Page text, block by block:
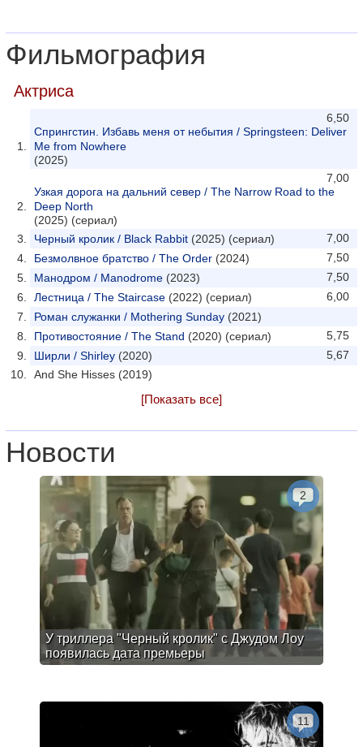
Фильмография
Актриса
6,50
Спрингстин. Избавь меня от небытия / Springsteen: Deliver
Me from Nowhere
(2025)
7,00
Узкая дорога на дальний север / The Narrow Road to the
Deep North
(2025) (сериал)
7,00
Черный кролик / Black Rabbit (2025) (сериал)
7,50
Безмолвное братство / The Order (2024)
7,50
Манодром / Manodrome (2023)
6,00
Лестница / The Staircase (2022) (сериал)
Роман служанки / Mothering Sunday (2021)
5,75
Противостояние / The Stand (2020) (сериал)
5,67
Ширли / Shirley (2020)
And She Hisses (2019)
[Показать все]
Новости
У триллера "Черный кролик" с Джудом Лоу
появилась дата премьеры
2
11